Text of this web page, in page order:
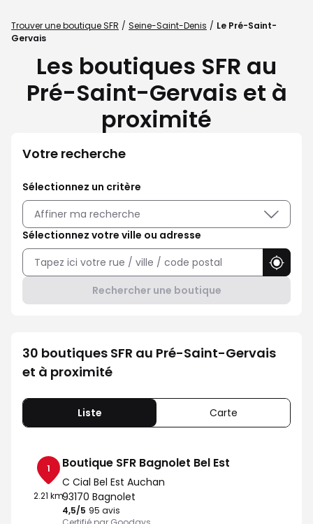
Trouver une boutique SFR Seine-Saint-Denis
Le Pré-Saint-
Gervais
Les boutiques SFR au
Pré-Saint-Gervais et à
proximité
Votre recherche
Sélectionnez un critère
Affiner ma recherche
Sélectionnez votre ville ou adresse
Rechercher une boutique
30 boutiques SFR au Pré-Saint-Gervais
et à proximité
Liste Carte
1
2.21 km
Boutique SFR Bagnolet Bel Est
C Cial Bel Est Auchan
93170 Bagnolet
4,5/5 Note de 4.5 sur 5
95 avis